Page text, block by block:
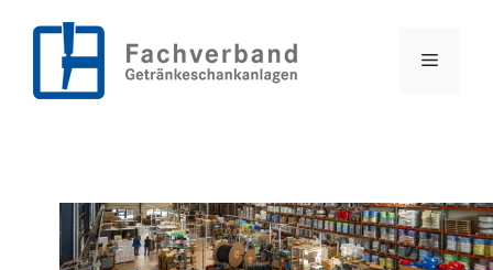
Inhalt
Menü